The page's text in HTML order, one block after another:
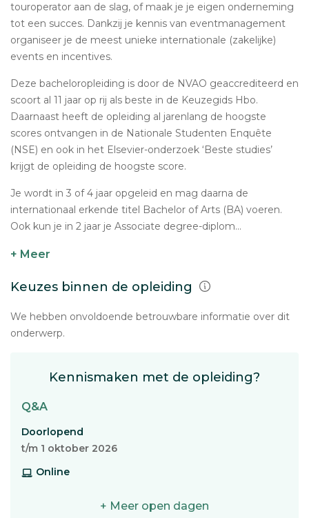
touroperator aan de slag, of maak je je eigen onderneming
tot een succes. Dankzij je kennis van eventmanagement
organiseer je de meest unieke internationale (zakelijke)
events en incentives.
Deze bacheloropleiding is door de NVAO geaccrediteerd en
scoort al 11 jaar op rij als beste in de Keuzegids Hbo.
Daarnaast heeft de opleiding al jarenlang de hoogste
scores ontvangen in de Nationale Studenten Enquête
(NSE) en ook in het Elsevier-onderzoek ‘Beste studies’
krijgt de opleiding de hoogste score.
Je wordt in 3 of 4 jaar opgeleid en mag daarna de
internationaal erkende titel Bachelor of Arts (BA) voeren.
Ook kun je in 2 jaar je Associate degree-diplom...
+ Meer
Keuzes binnen de opleiding
We hebben onvoldoende betrouwbare informatie over dit
onderwerp.
Kennismaken met de opleiding?
Q&A
Doorlopend
t/m 1 oktober 2026
Online
+ Meer open dagen